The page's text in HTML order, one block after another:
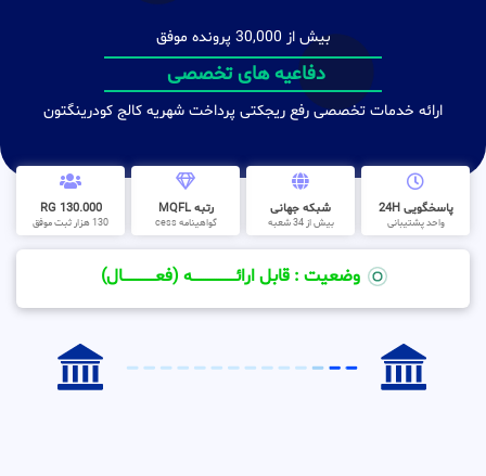
بیش از 30,000 پرونده موفق
دفاعیه های تخصصی
ارائه خدمات تخصصی رفع ریجکتی پرداخت شهریه کالج کودرینگتون
پاسخگویی 24H
واحد پشتیبانی
شبکه جهانی
بیش از 34 شعبه
رتبه MQFL
گواهینامه cess
130.000 RG
130 هزار ثبت موفق
وضعیت : قابل ارائــــــــــــــــــــه (فعـــــــــــــــال)